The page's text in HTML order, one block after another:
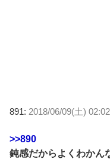
891: 2018/06/09(土)
>>890
鈍感だからよくわかん